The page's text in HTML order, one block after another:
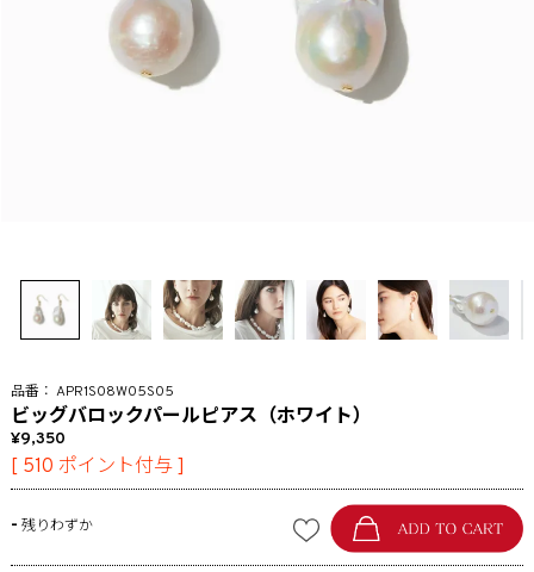
APR1S08W05S05
ビッグバロックパールピアス（ホワイト）
9,350
[ 510 ポイント付与 ]
- 残りわずか